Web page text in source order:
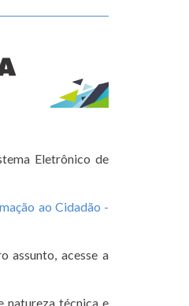
Eletrônico de
ao Cidadão -
assunto, acesse a
natureza técnica e